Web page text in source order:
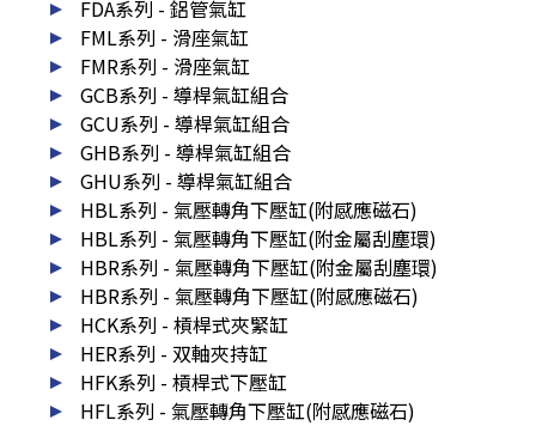
FDA系列 - 鋁管氣缸
FML系列 - 滑座氣缸
FMR系列 - 滑座氣缸
GCB系列 - 導桿氣缸組合
GCU系列 - 導桿氣缸組合
GHB系列 - 導桿氣缸組合
GHU系列 - 導桿氣缸組合
HBL系列 - 氣壓轉角下壓缸(附感應磁石)
HBL系列 - 氣壓轉角下壓缸(附金屬刮塵環)
HBR系列 - 氣壓轉角下壓缸(附金屬刮塵環)
HBR系列 - 氣壓轉角下壓缸(附感應磁石)
HCK系列 - 槓桿式夾緊缸
HER系列 - 双軸夾持缸
HFK系列 - 槓桿式下壓缸
HFL系列 - 氣壓轉角下壓缸(附感應磁石)